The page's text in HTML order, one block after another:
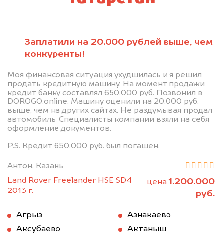
Заплатили на 20.000 рублей выше, чем
конкуренты!
Моя финансовая ситуация ухудшилась и я решил
продать кредитную машину. На момент продажи
кредит банку составлял 650.000 руб. Позвонил в
DOROGO.online. Машину оценили на 20.000 руб.
выше, чем на других сайтах. Не раздумывая продал
автомобиль. Специалисты компании взяли на себя
оформление документов.
P.S. Кредит 650.000 руб. был погашен.
Антон, Казань
Land Rover Freelander HSE SD4
2013 г.
цена 1.200.000
руб.
Агрыз
Азнакаево
Аксубаево
Актаныш